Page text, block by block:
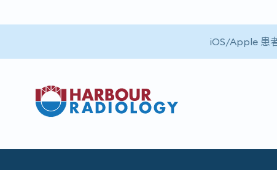
iOS/Apple 患